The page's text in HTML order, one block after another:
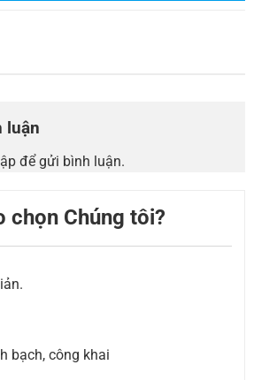
luận
để gửi bình luận.
chọn Chúng tôi?
bạch, công khai